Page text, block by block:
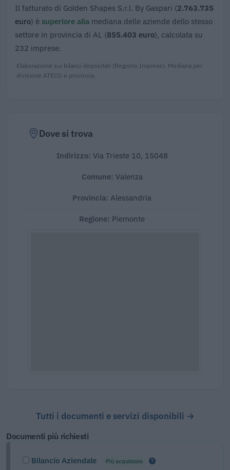
Il fatturato di Golden Shapes S.r.l. By Gaspari (2.763.735
euro) è superiore alla mediana delle aziende dello stesso
settore in provincia di AL (855.403 euro), calcolata su
232 imprese.
Elaborazione sui bilanci depositati (Registro Imprese). Mediana per
divisione ATECO e provincia.
Dove si trova
Indirizzo: Via Trieste 10, 15048
Comune: Valenza
Provincia: Alessandria
Regione: Piemonte
Tutti i documenti e servizi disponibili →
Documenti più richiesti
Bilancio Aziendale Più acquistato